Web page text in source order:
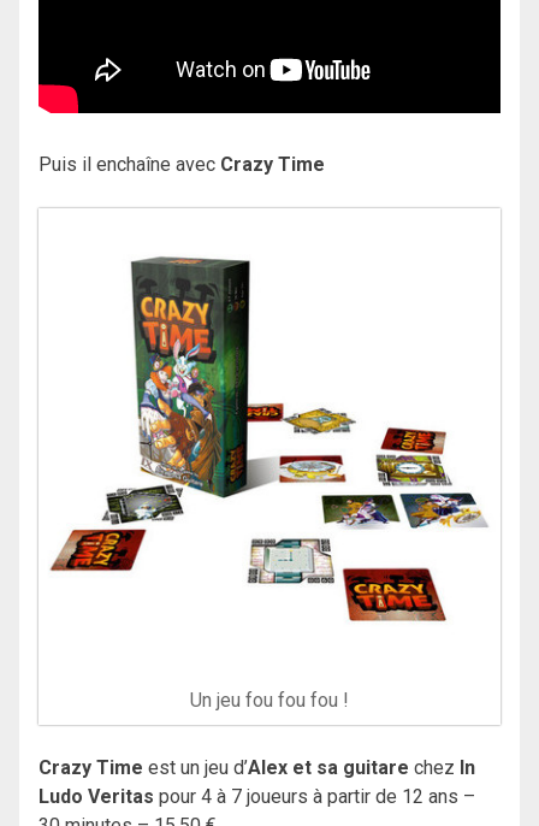
Puis il enchaîne avec Crazy Time
Un jeu fou fou fou !
Crazy Time est un jeu d’Alex et sa guitare chez In
Ludo Veritas pour 4 à 7 joueurs à partir de 12 ans –